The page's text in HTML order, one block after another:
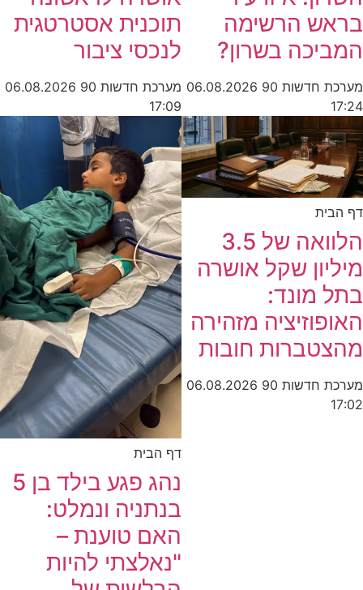
בראש הרשימה
המביכה בשרון?
מערכת חדשות 90
06.08.2026
17:24
תוכנית אסטרטגית
לנכסי ציבור
מערכת חדשות 90
06.08.2026
17:09
דף הבית
הלוואה של 3.5
מיליון שקל אושרה
בתל מונד:
האופוזיציה מזהירה
מהצטברות חובות
מערכת חדשות 90
06.08.2026
17:02
דף הבית
נהג פגע בילד בן 5
בנתניה ונמלט:
האם טוענת –
"נאלצתי להיות